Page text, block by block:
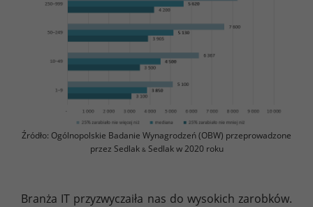
Źródło: Ogólnopolskie Badanie Wynagrodzeń (OBW) przeprowadzone
przez Sedlak &Sedlak w 2020 roku
Branża IT przyzwyczaiła nas do wysokich zarobków.